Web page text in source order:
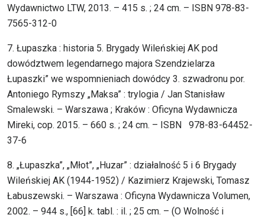
Wydawnictwo LTW, 2013. – 415 s. ; 24 cm. – ISBN 978-83-
7565-312-0
7. Łupaszka : historia 5. Brygady Wileńskiej AK pod
dowództwem legendarnego majora Szendzielarza
Łupaszki” we wspomnieniach dowódcy 3. szwadronu por.
Antoniego Rymszy „Maksa” : trylogia / Jan Stanisław
Smalewski. – Warszawa ; Kraków : Oficyna Wydawnicza
Mireki, cop. 2015. – 660 s. ; 24 cm. – ISBN 978-83-64452-
37-6
8. „Łupaszka”, „Młot”, „Huzar” : działalność 5 i 6 Brygady
Wileńskiej AK (1944-1952) / Kazimierz Krajewski, Tomasz
Łabuszewski. – Warszawa : Oficyna Wydawnicza Volumen,
2002. – 944 s., [66] k. tabl. : il. ; 25 cm. – (O Wolność i